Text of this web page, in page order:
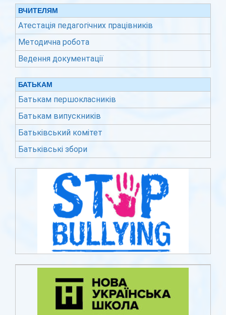
ВЧИТЕЛЯМ
Атестація педагогічних працівників
Методична робота
Ведення документації
БАТЬКАМ
Батькам першокласників
Батькам випускників
Батьківський комітет
Батьківські збори